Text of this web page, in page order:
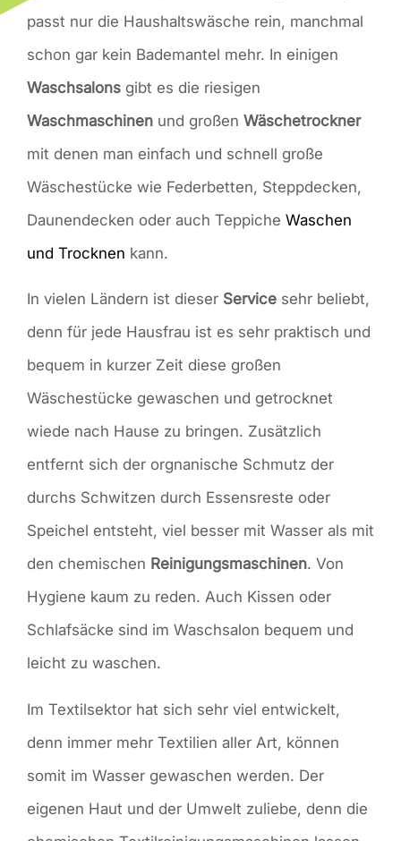
passt nur die Haushaltswäsche rein, manchmal
schon gar kein Bademantel mehr. In einigen
Waschsalons gibt es die riesigen
Waschmaschinen und großen Wäschetrockner
mit denen man einfach und schnell große
Wäschestücke wie Federbetten, Steppdecken,
Daunendecken oder auch Teppiche Waschen
und Trocknen kann.
In vielen Ländern ist dieser Service sehr beliebt,
denn für jede Hausfrau ist es sehr praktisch und
bequem in kurzer Zeit diese großen
Wäschestücke gewaschen und getrocknet
wiede nach Hause zu bringen. Zusätzlich
entfernt sich der orgnanische Schmutz der
durchs Schwitzen durch Essensreste oder
Speichel entsteht, viel besser mit Wasser als mit
den chemischen Reinigungsmaschinen. Von
Hygiene kaum zu reden. Auch Kissen oder
Schlafsäcke sind im Waschsalon bequem und
leicht zu waschen.
Im Textilsektor hat sich sehr viel entwickelt,
denn immer mehr Textilien aller Art, können
somit im Wasser gewaschen werden. Der
eigenen Haut und der Umwelt zuliebe, denn die